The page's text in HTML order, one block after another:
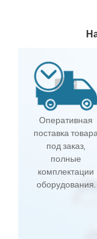
Оперативная
поставка
под заказ,
полные
комплектации
оборудования.